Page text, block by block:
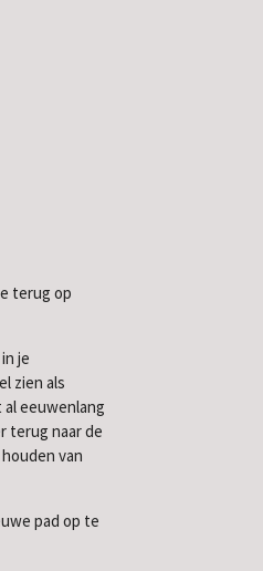
terug op
je
zien als
eeuwenlang
terug naar de
van
pad op te